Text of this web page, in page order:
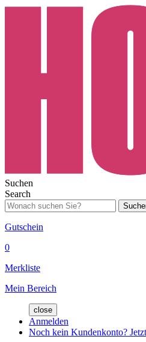
Suchen
Search
Gutschein
0
Merkliste
Mein Bereich
close
Anmelden
Noch kein Kundenkonto?